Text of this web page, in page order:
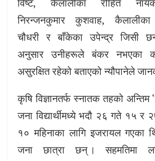
निरन्जनकुमार कुशवाह, कैलालीका
चौधरी र बाँकेका उपेन्द्र जिसी
अनुसार उनीहरूले बंकर नभएका
असुरक्षित रहेको बताएको न्यौपानेले
कृषि विज्ञानतर्फ स्नातक तहको अन्तिम
जना विद्यार्थीमध्ये भदौ २६ गते १५
१० महिनाका लागि इजरायल गएका
जना छात्रा छन् । सहमतिमा